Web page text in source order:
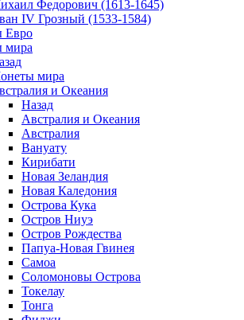
Федорович (1613-1645)
IV Грозный (1533-1584)
Евро
мира
мира
и Океания
Назад
Австралия и Океания
Австралия
Вануату
Кирибати
Новая Зеландия
Новая Каледония
Острова Кука
Остров Ниуэ
Остров Рождества
Папуа-Новая Гвинея
Самоа
Соломоновы Острова
Токелау
Тонга